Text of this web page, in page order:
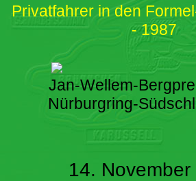
Privatfahrer in den
- 1987
Jan-Wellem-
Nürburgring-
14. November